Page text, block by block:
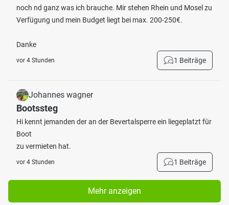
noch nd ganz was ich brauche. Mir stehen Rhein und Mosel zu
Verfügung und mein Budget liegt bei max. 200-250€.
Danke
vor 4 Stunden 1 Beiträge
Johannes wagner
Bootssteg
Hi kennt jemanden der an der Bevertalsperre ein liegeplatzt für
Boot
zu vermieten hat.
vor 4 Stunden 1 Beiträge
Mehr anzeigen